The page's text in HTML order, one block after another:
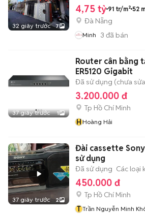
32 giây trước 7
4,75 tỷ 91 tr/m² 52
Đà Nẵng
Minh 3 đã bán
37 giây trước 1
Router cân bằng
ER5120 Gigabit
Đã sử dụng (chưa
3.200.000 đ
Tp Hồ Chí Minh
HHoàng Hải
37 giây trước 2
Đài cassette
sử dụng
Đã sử dụng Các loại
450.000 đ
Tp Hồ Chí Minh
T Trần Nguyễn Minh